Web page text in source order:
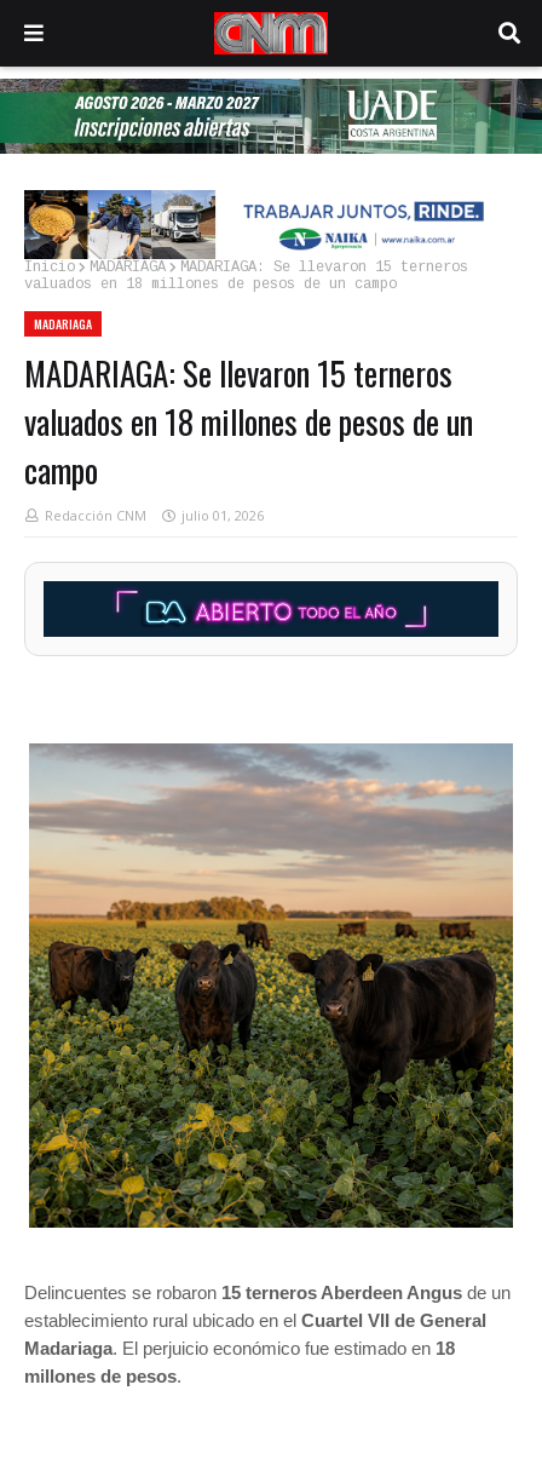
Inicio MADARIAGA
MADARIAGA: Se llevaron 15 terneros
valuados en 18 millones de pesos de un campo
MADARIAGA
MADARIAGA: Se llevaron 15 terneros
valuados en 18 millones de pesos de un
campo
Redacción CNM julio 01, 2026
Delincuentes se robaron 15 terneros Aberdeen Angus de un
establecimiento rural ubicado en el Cuartel VII de General
Madariaga. El perjuicio económico fue estimado en 18
millones de pesos.